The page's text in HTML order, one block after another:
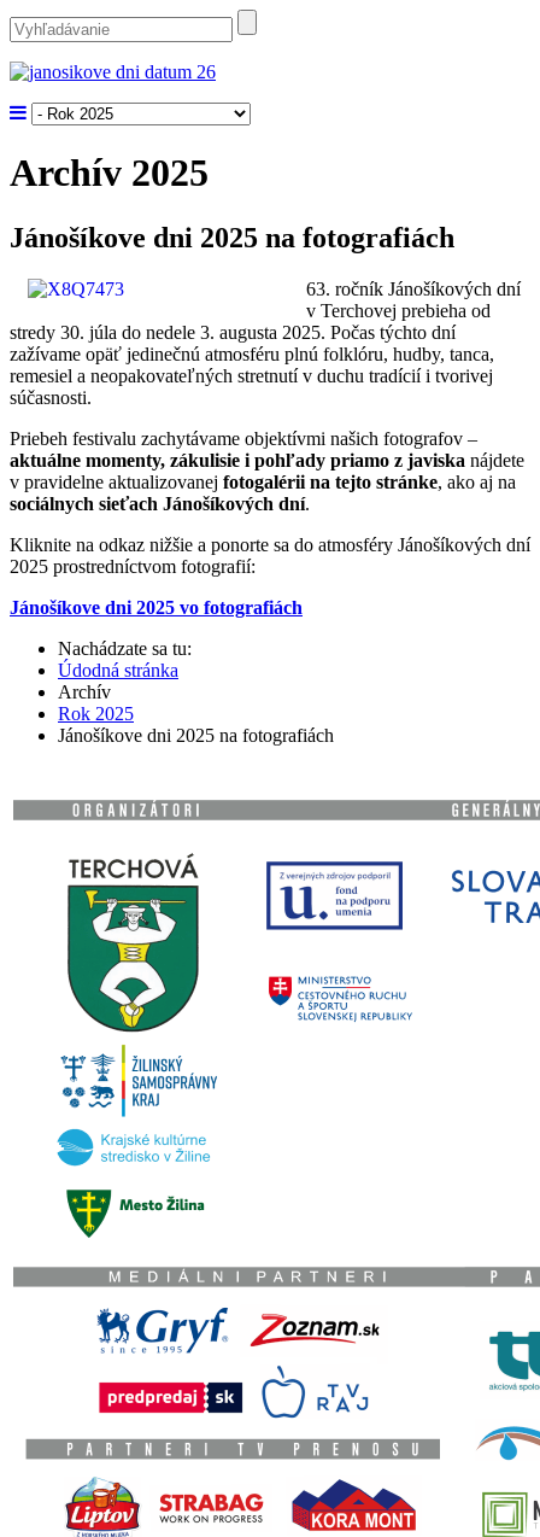
Archív 2025
Jánošíkove dni 2025 na fotografiách
63. ročník Jánošíkových dní
v Terchovej prebieha od
stredy 30. júla do nedele 3. augusta 2025. Počas týchto dní
zažívame opäť jedinečnú atmosféru plnú folklóru, hudby, tanca,
remesiel a neopakovateľných stretnutí v duchu tradícií i tvorivej
súčasnosti.
Priebeh festivalu zachytávame objektívmi našich fotografov –
aktuálne momenty, zákulisie i pohľady priamo z javiska nájdete
v pravidelne aktualizovanej fotogalérii na tejto stránke, ako aj na
sociálnych sieťach Jánošíkových dní.
Kliknite na odkaz nižšie a ponorte sa do atmosféry Jánošíkových dní
2025 prostredníctvom fotografií:
Jánošíkove dni 2025 vo fotografiách
Nachádzate sa tu:
Údodná stránka
Archív
Rok 2025
Jánošíkove dni 2025 na fotografiách